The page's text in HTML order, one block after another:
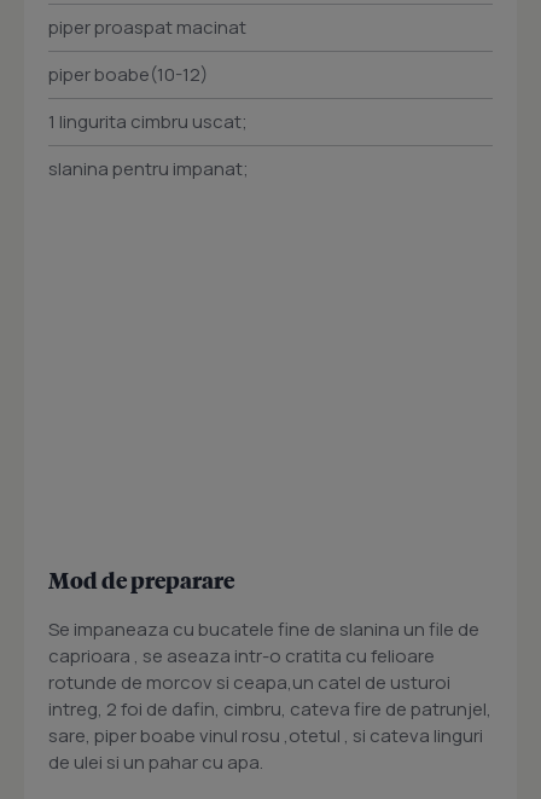
piper proaspat macinat
piper boabe(10-12)
1 lingurita cimbru uscat;
slanina pentru impanat;
Mod de preparare
Se impaneaza cu bucatele fine de slanina un file de
caprioara , se aseaza intr-o cratita cu felioare
rotunde de morcov si ceapa,un catel de usturoi
intreg, 2 foi de dafin, cimbru, cateva fire de patrunjel,
sare, piper boabe vinul rosu ,otetul , si cateva linguri
de ulei si un pahar cu apa.